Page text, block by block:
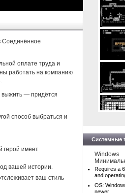
Соединённое
оплате труда и
работать на компанию
выжить — придётся
способ выбраться и
герой имеет
вашей истории.
ваш стиль
Системные
Windows
Requires a
and
OS:
newer